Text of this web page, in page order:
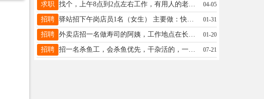
求职 找个，上午8点到2点左右工作，有用人的老板联系，19293419425 04-05
招聘 驿站招下午岗店员1名（女生） 主要做：快递入库扫码、分拣上架，出库核对取件，简单好上手 上班时间：下午时段（具体可谈） 要求：细心负责，会用智能手机，干活麻利 薪资面议，有意直接到店或电话联系18103577763 地址大东关街美宝奥花园菜鸟驿站 01-31
招聘 外卖店招一名做寿司的阿姨，工作地点在长治路大唐长风小区工作时间为下午5点—晚上12点工资为3000元+200元饭补+300元全勤共计3500元联系电话为18834100823龙先生 01-20
招聘 招一名杀鱼工，会杀鱼优先，干杂活的，一个月工资5000~6000之间，年龄30-50之间，男的17635693718长期工 地址:九州农产品批发市场 07-21